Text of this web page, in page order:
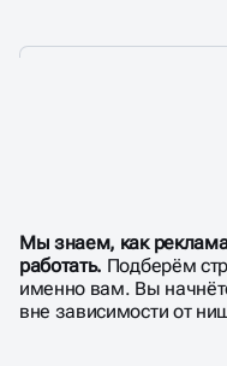
Мы знаем, как
работать. Подберём
именно вам. Вы
вне зависимости от